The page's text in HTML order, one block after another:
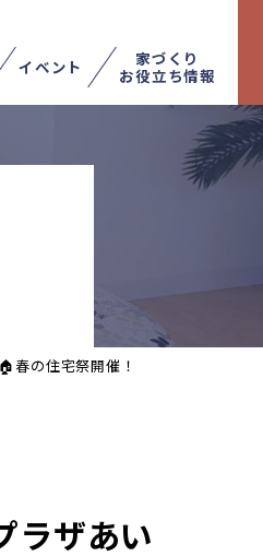
イベント
家づくり
お役立ち情報
春の住宅祭開催！
ラザあい